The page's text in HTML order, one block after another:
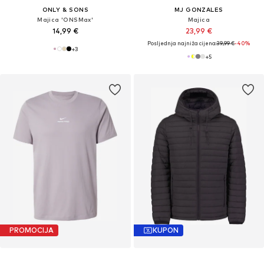
ONLY & SONS
Majica 'ONSMax'
14,99 €
+3
MJ GONZALES
Majica
23,99 €
Posljednja najniža cijena:39,99 €-40%
+5
PROMOCIJA KUPON